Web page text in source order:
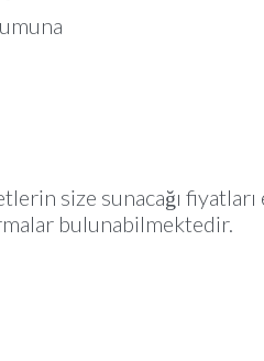
size sunacağı fiyatları
bulunabilmektedir.